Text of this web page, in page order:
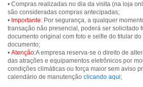
• Compras realizadas no dia da visita (na loja
são consideradas compras antecipadas;
• Importante: Por segurança, a qualquer
transação não presencial, poderá ser solicitado
documento original com foto e selfie do titular
documento;
• Atenção:A empresa reserva-se o direito de
das atrações e equipamentos eletrônicos por
condições climáticas ou força maior sem aviso
calendário de manutenção clicando aqui;